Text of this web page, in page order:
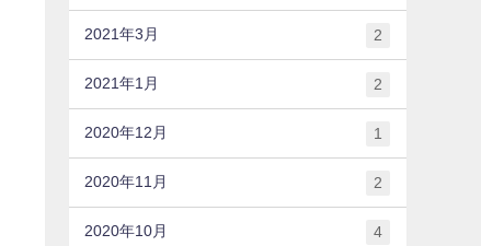
2021年3月 2
2021年1月 2
2020年12月 1
2020年11月 2
2020年10月 4